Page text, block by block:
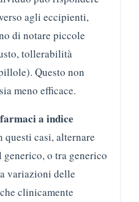
agli eccipienti,
di notare piccole
tollerabilità
Questo non
meno efficace.
farmaci a indice
questi casi, alternare
o tra generico
variazioni delle
clinicamente